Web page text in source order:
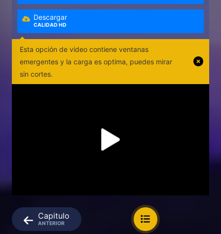
Descargar
CALIDAD HD
Esta opción de video contiene ventanas
emergentes y la carga es optima, puedes mirar
sin cortes.
Capitulo
ANTERIOR